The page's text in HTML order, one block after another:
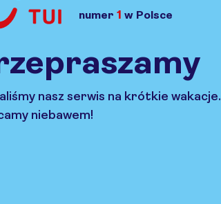
numer 1 w Polsce
nasz serwis na krótkie wakacje.
niebawem!